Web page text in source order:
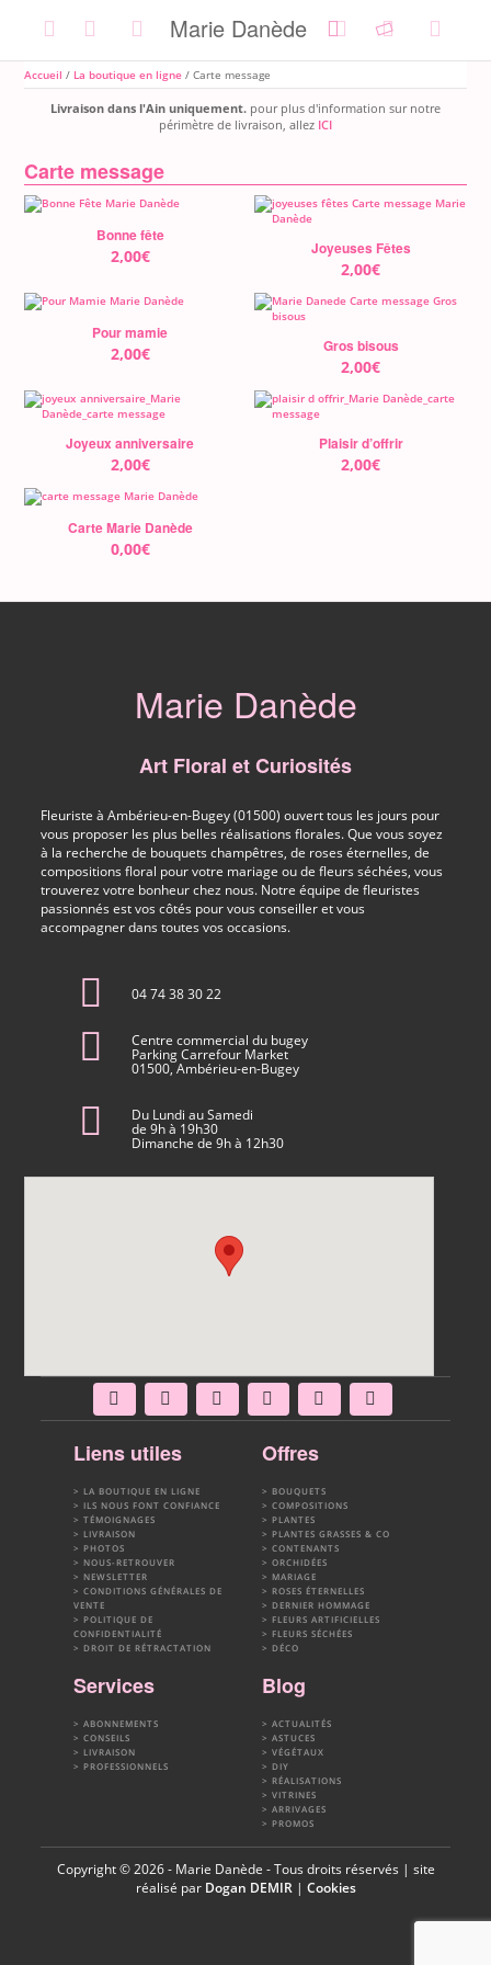
Marie Danède
Accueil / La boutique en ligne / Carte message
Livraison dans l'Ain uniquement. pour plus d'information sur notre
périmètre de livraison, allez ICI
Carte message
Bonne fête
2,00€ Joyeuses Fêtes
2,00€
Pour mamie
2,00€ Gros bisous
2,00€
Joyeux anniversaire
2,00€
Plaisir d’offrir
2,00€
Carte Marie Danède
0,00€
Marie Danède
Art Floral et Curiosités
Fleuriste à Ambérieu-en-Bugey (01500) ouvert tous les jours pour
vous proposer les plus belles réalisations florales. Que vous soyez
à la recherche de bouquets champêtres, de roses éternelles, de
compositions floral pour votre mariage ou de fleurs séchées, vous
trouverez votre bonheur chez nous. Notre équipe de fleuristes
passionnés est vos côtés pour vous conseiller et vous
accompagner dans toutes vos occasions.
04 74 38 30 22
Centre commercial du bugey
Parking Carrefour Market
01500, Ambérieu-en-Bugey
Du Lundi au Samedi
de 9h à 19h30
Dimanche de 9h à 12h30
Liens utiles
LA BOUTIQUE EN LIGNE
ILS NOUS FONT CONFIANCE
TÉMOIGNAGES
LIVRAISON
PHOTOS
NOUS-RETROUVER
NEWSLETTER
CONDITIONS GÉNÉRALES DE
VENTE
POLITIQUE DE
CONFIDENTIALITÉ
DROIT DE RÉTRACTATION
Offres
BOUQUETS
COMPOSITIONS
PLANTES
PLANTES GRASSES & CO
CONTENANTS
ORCHIDÉES
MARIAGE
ROSES ÉTERNELLES
DERNIER HOMMAGE
FLEURS ARTIFICIELLES
FLEURS SÉCHÉES
DÉCO
Services
ABONNEMENTS
CONSEILS
LIVRAISON
PROFESSIONNELS
Blog
ACTUALITÉS
ASTUCES
VÉGÉTAUX
DIY
RÉALISATIONS
VITRINES
ARRIVAGES
PROMOS
Copyright © 2026 - Marie Danède - Tous droits réservés | site
réalisé par Dogan DEMIR| Cookies